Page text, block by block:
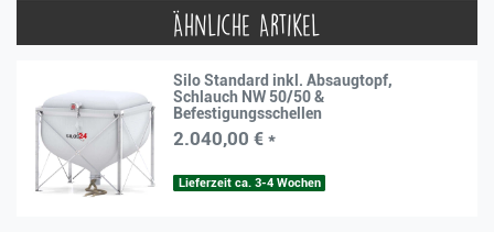
Ähnliche Artikel
Silo Standard inkl. Absaugtopf,
Schlauch NW 50/50 &
Befestigungsschellen
2.040,00 € *
Lieferzeit ca. 3-4 Wochen